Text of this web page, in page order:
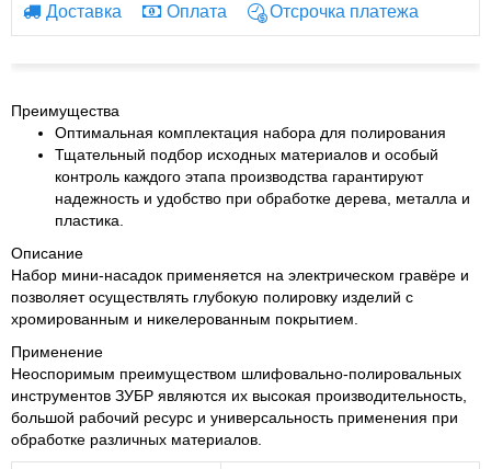
Доставка Оплата Отсрочка платежа
Преимущества
Оптимальная комплектация набора для полирования
Тщательный подбор исходных материалов и особый
контроль каждого этапа производства гарантируют
надежность и удобство при обработке дерева, металла и
пластика.
Описание
Набор мини-насадок применяется на электрическом гравёре и
позволяет осуществлять глубокую полировку изделий с
хромированным и никелерованным покрытием.
Применение
Неоспоримым преимуществом шлифовально-полировальных
инструментов ЗУБР являются их высокая производительность,
большой рабочий ресурс и универсальность применения при
обработке различных материалов.